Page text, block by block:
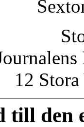
12
till den